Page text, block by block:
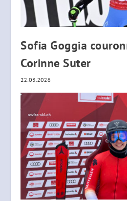
Sofia Goggia
Corinne Suter
22.03.2026